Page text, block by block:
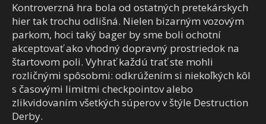
Kontroverzná hra bola od ostatných pretekárskych
hier tak trochu odlišná. Nielen bizarným vozovým
parkom, hoci taký bager by sme boli ochotní
akceptovať ako vhodný dopravný prostriedok na
štartovom poli. Vyhrať každú trať ste mohli
rozličnými spôsobmi: odkrúžením si niekoľkých kôl
s časovými limitmi checkpointov alebo
zlikvidovaním všetkých súperov v štýle Destruction
Derby.